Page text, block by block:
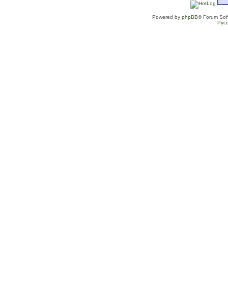
Powered by phpBB® Forum